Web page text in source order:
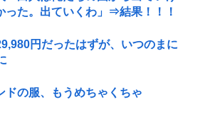
った。出ていくわ」⇒結果！！！
円だったはずが、いつのまに
ドの服、もうめちゃくちゃ